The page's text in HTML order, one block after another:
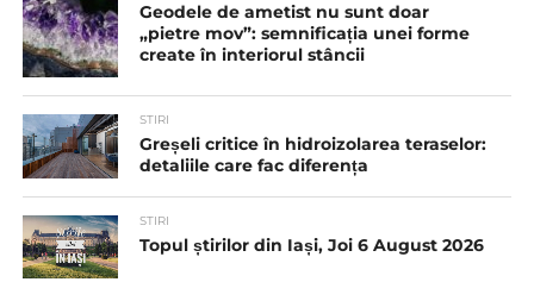
Geodele de ametist nu sunt doar
„pietre mov”: semnificația unei forme
create în interiorul stâncii
STIRI
Greșeli critice în hidroizolarea teraselor:
detaliile care fac diferența
STIRI
Topul știrilor din Iași, Joi 6 August 2026